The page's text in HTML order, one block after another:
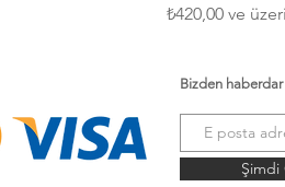
₺420,00 ve üzeri
İndirimli Fiyat
Bizden
Şimdi